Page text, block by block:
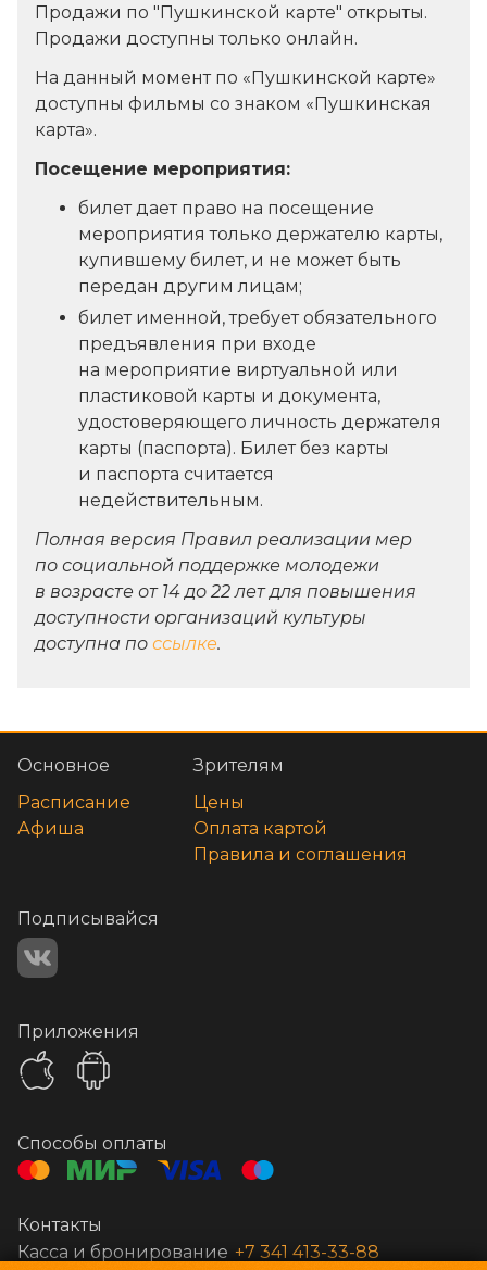
Продажи по "Пушкинской карте" открыты.
Продажи доступны только онлайн.
На данный момент по «Пушкинской карте»
доступны фильмы со знаком «Пушкинская
карта».
Посещение мероприятия:
билет дает право на посещение
мероприятия только держателю карты,
купившему билет, и не может быть
передан другим лицам;
билет именной, требует обязательного
предъявления при входе
на мероприятие виртуальной или
пластиковой карты и документа,
удостоверяющего личность держателя
карты (паспорта). Билет без карты
и паспорта считается
недействительным.
Полная версия Правил реализации мер
по социальной поддержке молодежи
в возрасте от 14 до 22 лет для повышения
доступности организаций культуры
доступна по ссылке.
Основное
Расписание
Афиша
Зрителям
Цены
Оплата картой
Правила и соглашения
Подписывайся
Приложения
Способы оплаты
Контакты
Касса и бронирование +7 341 413-33-88